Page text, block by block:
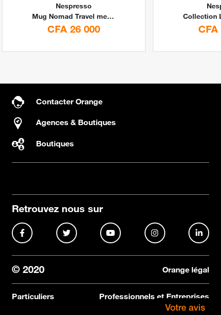
Nespresso
Mug Nomad Travel medium 400ml by Nespresso
CFA 26 000 CFA
Contacter Orange
Agences & Boutiques
Boutiques
Retrouvez nous sur
© 2020 Orange légal
Particuliers Professionnels et Entreprises